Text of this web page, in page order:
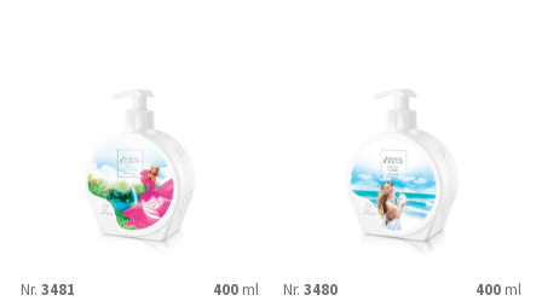
Nr. 3481 400 ml Nr. 3480 400 ml